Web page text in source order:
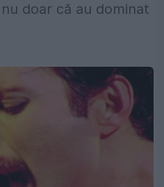
doar că au dominat